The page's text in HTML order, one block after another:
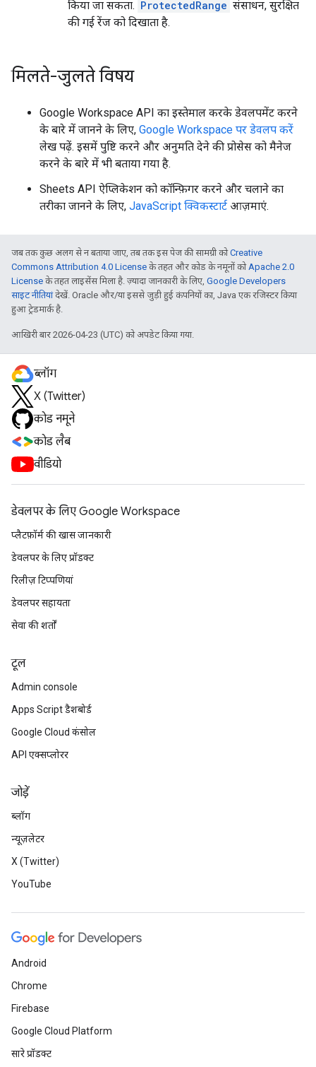
किया जा सकता. ProtectedRange संसाधन, सुरक्षित
की गई रेंज को दिखाता है.
मिलते-जुलते विषय
Google Workspace API का इस्तेमाल करके डेवलपमेंट करने
के बारे में जानने के लिए, Google Workspace पर डेवलप करें
लेख पढ़ें. इसमें पुष्टि करने और अनुमति देने की प्रोसेस को मैनेज
करने के बारे में भी बताया गया है.
Sheets API ऐप्लिकेशन को कॉन्फ़िगर करने और चलाने का
तरीका जानने के लिए, JavaScript क्विकस्टार्ट आज़माएं.
जब तक कुछ अलग से न बताया जाए, तब तक इस पेज की सामग्री कोCreative
Commons Attribution 4.0 License के तहत और कोड के नमूनों कोApache 2.0
License के तहत लाइसेंस मिला है. ज़्यादा जानकारी के लिए, Google Developers
साइट नीतियांदेखें. Oracle और/या इससे जुड़ी हुई कंपनियों का, Java एक रजिस्टर किया
हुआ ट्रेडमार्क है.
आखिरी बार 2026-04-23 (UTC) को अपडेट किया गया.
ब्लॉग
X (Twitter)
कोड नमूने
कोड लैब
वीडियो
डेवलपर के लिए Google Workspace
प्लैटफ़ॉर्म की खास जानकारी
डेवलपर के लिए प्रॉडक्ट
रिलीज़ टिप्पणियां
डेवलपर सहायता
सेवा की शर्तों
टूल
Admin console
Apps Script डैशबोर्ड
Google Cloud कंसोल
API एक्सप्लोरर
जोड़ें
ब्लॉग
न्यूज़लेटर
X (Twitter)
YouTube
Android
Chrome
Firebase
Google Cloud Platform
सारे प्रॉडक्ट